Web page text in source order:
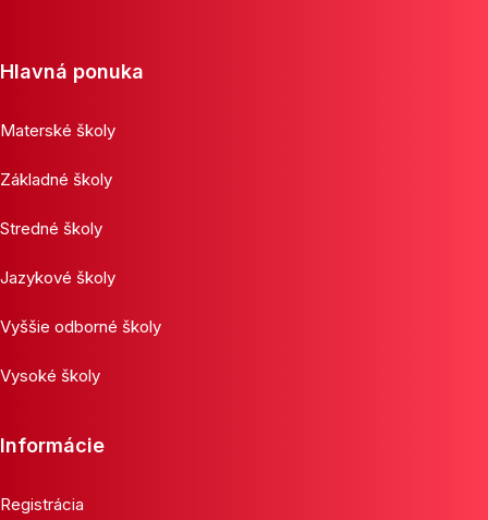
Hlavná ponuka
Materské školy
Základné školy
Stredné školy
Jazykové školy
Vyššie odborné školy
Vysoké školy
Informácie
Registrácia